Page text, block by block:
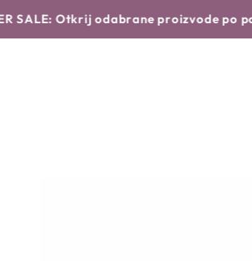
TEKSTAodabrane proizvode po posebnim
Translation missing: